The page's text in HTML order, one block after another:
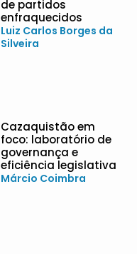
de partidos
enfraquecidos
Luiz Carlos Borges da
Silveira
Cazaquistão em
foco: laboratório de
governança e
eficiência legislativa
Márcio Coimbra